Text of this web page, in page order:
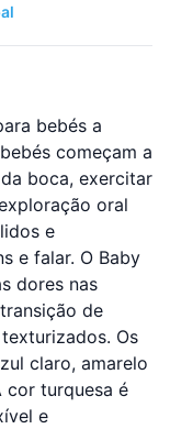
bebés a
começam a
boca, exercitar
oral
e
e falar. O Baby
dores nas
de
Os
claro, amarelo
cor turquesa é
e